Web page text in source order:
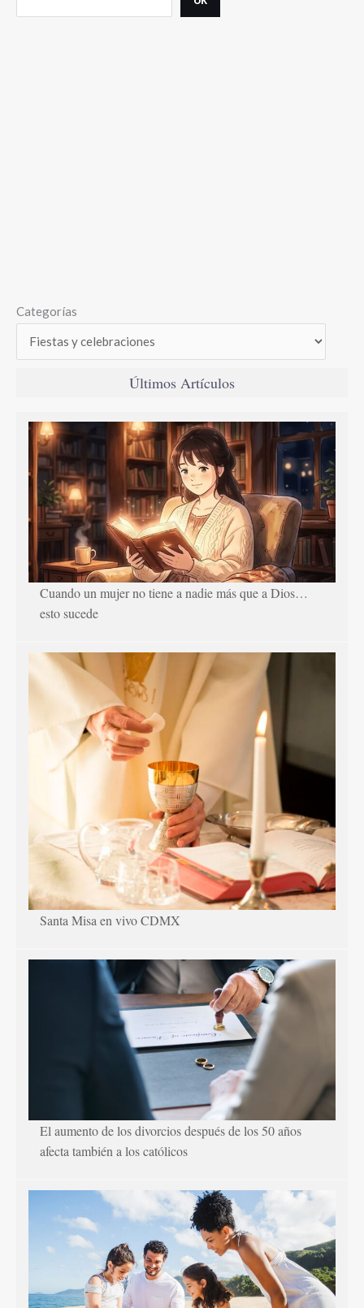
Categorías
Últimos Artículos
Cuando un mujer no tiene a nadie más que a Dios…
esto sucede
Santa Misa en vivo CDMX
El aumento de los divorcios después de los 50 años
afecta también a los católicos